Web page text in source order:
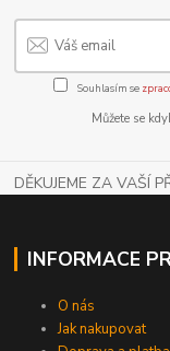
Souhlasím se
Můžete se
DĚKUJEME ZA VAŠÍ
INFORMACE
O nás
Jak nakupovat